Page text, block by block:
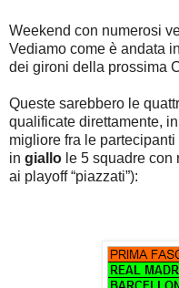
Weekend con numerosi
Vediamo come è andata
dei gironi della prossima
Queste sarebbero le
qualificate direttamente, in
migliore fra le
in giallo le 5 squadre
ai playoff “piazzati”):